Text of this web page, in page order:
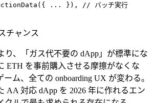
... }), // バッチ実行
チャンス
り、「ガス代不要の dApp」が標準にな
ETH を事前購入させる摩擦がなくな
ム、全ての onboarding UX が変わる。
AA 対応 dApp を 2026 年に作れるエン